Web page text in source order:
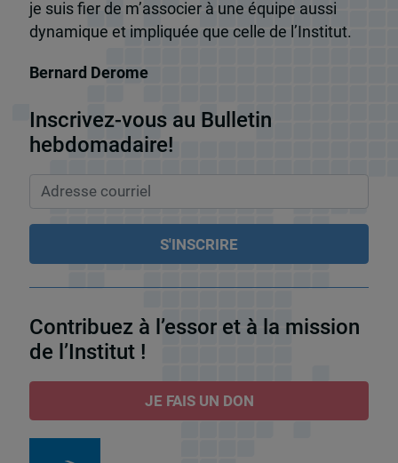
je suis fier de m’associer à une équipe aussi
dynamique et impliquée que celle de l’Institut.
Bernard Derome
Inscrivez-vous au Bulletin
hebdomadaire!
Contribuez à l’essor et à la mission
de l’Institut !
JE FAIS UN DON